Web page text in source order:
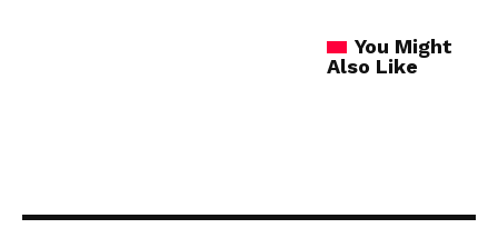
You Might
Also Like